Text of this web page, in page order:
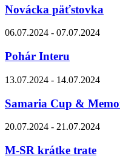
Novácka päťstovka
06.07.2024 - 07.07.2024
Pohár Interu
13.07.2024 - 14.07.2024
Samaria Cup &
20.07.2024 - 21.07.2024
M-SR krátke trate